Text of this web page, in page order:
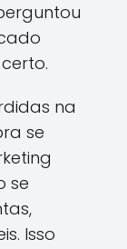
na
se
se
Isso